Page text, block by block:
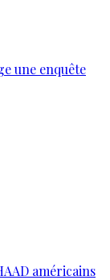
une enquête
américains